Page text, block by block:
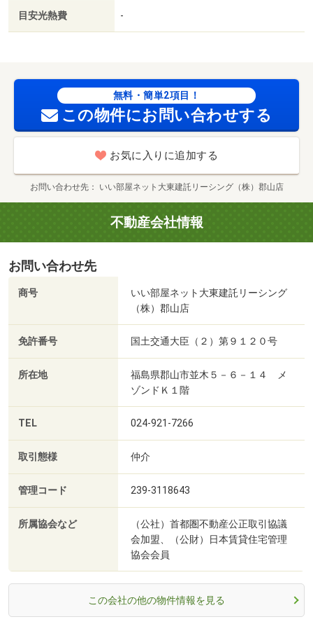
（スーパー）まで８６８ｍ／ツルハドラッグ 郡山堤店
（ドラッグストア）まで５１５ｍ／サイゼリヤ 郡山新さ
目安光熱費 -
無料・簡単2項目！
この物件にお問い合わせする
お気に入りに追加する
お問い合わせ先 いい部屋ネット大東建託リーシング（株）郡山店
不動産会社情報
お問い合わせ先
商号
いい部屋ネット大東建託リーシング
（株）郡山店
免許番号 国土交通大臣（２）第９１２０号
所在地
福島県郡山市並木５－６－１４ メ
ゾンドＫ１階
TEL 024-921-7266
取引態様 仲介
管理コード 239-3118643
所属協会など
（公社）首都圏不動産公正取引協議
会加盟、（公財）日本賃貸住宅管理
協会会員
この会社の他の物件情報を見る